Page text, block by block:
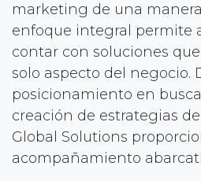
marketing de una
enfoque integral permite
contar con soluciones
solo aspecto del negocio.
posicionamiento en
creación de estrategias
Global Solutions
acompañamiento